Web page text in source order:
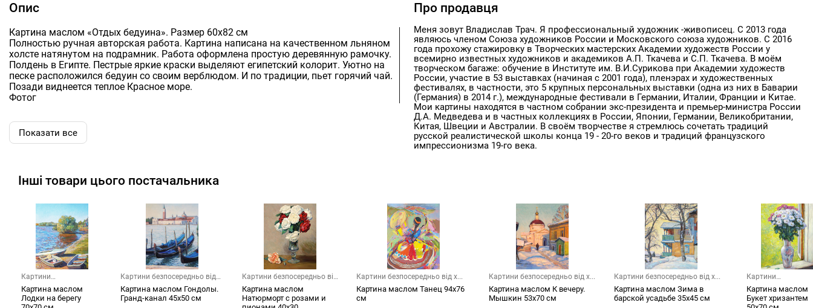
Опис
Картина маслом «Отдых бедуина». Размер 60х82 см
Полностью ручная авторская работа. Картина написана на качественном льняном
холсте натянутом на подрамник. Работа оформлена простую деревянную рамочку.
Полдень в Египте. Пестрые яркие краски выделяют египетский колорит. Уютно на
песке расположился бедуин со своим верблюдом. И по традиции, пьет горячий чай.
Позади виднеется теплое Красное море.
Фотог
Показати все
Про продавця
Меня зовут Владислав Трач. Я профессиональный художник -живописец. С 2013 года
являюсь членом Союза художников России и Московского союза художников. С 2016
года прохожу стажировку в Творческих мастерских Академии художеств России у
всемирно известных художников и академиков А.П. Ткачева и С.П. Ткачева. В моём
творческом багаже: обучение в Институте им. В.И.Сурикова при Академии художеств
России, участие в 53 выставках (начиная с 2001 года), пленэрах и художественных
фестивалях, в частности, это 5 крупных персональных выставки (одна из них в Баварии
(Германия) в 2014 г.), международные фестивали в Германии, Италии, Франции и Китае.
Мои картины находятся в частном собрании экс-президента и премьер-министра России
Д.А. Медведева и в частных коллекциях в России, Японии, Германии, Великобритании,
Китая, Швеции и Австралии. В своём творчестве я стремлюсь сочетать традиций
русской реалистической школы конца 19 - 20-го веков и традиций французского
импрессионизма 19-го века.
Інші товари цього постачальника
Картини
безпосередньо від х...
Картина маслом
Лодки на берегу
Картини безпосередньо від
х...
Картина маслом Гондолы.
Гранд-канал 45х50 см
Картини безпосередньо від
х...
Картина маслом
Натюрморт с розами и
Картини безпосередньо від х...
Картина маслом Танец 94х76
см
Картини безпосередньо від х...
Картина маслом К вечеру.
Мышкин 53х70 см
Картини безпосередньо від х...
Картина маслом Зима в
барской усадьбе 35х45 см
Картини
безпосередньо від
Картина маслом
Букет хризантем